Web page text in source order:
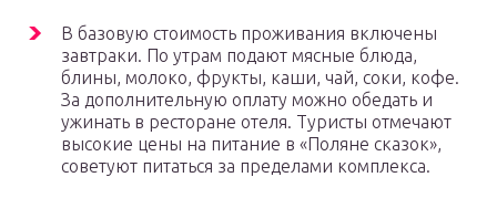
В базовую стоимость проживания включены
завтраки. По утрам подают мясные блюда,
блины, молоко, фрукты, каши, чай, соки, кофе.
За дополнительную оплату можно обедать и
ужинать в ресторане отеля. Туристы отмечают
высокие цены на питание в «Поляне сказок»,
советуют питаться за пределами комплекса.